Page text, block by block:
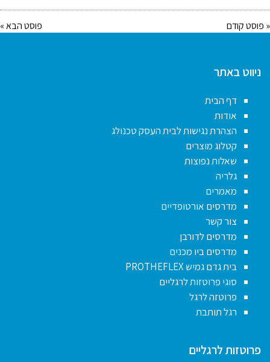
« פוסט קודם פוסט הבא »
ניווט באתר
דף הבית
אודות
הצהרת נגישות לבית העסק טכנולג
קטלוג מוצרים
שאלות נפוצות
גלריה
מאמרים
מדרסים אורטופדיים
צור קשר
מדרסים לדורבן
מדרסים ביו מכנים
בית גדם גמיש PROTHEFLEX
סוגי פרוטזות לרגליים
פרוטזה לרגל
רגל תותבת
פרוטזות לרגליים